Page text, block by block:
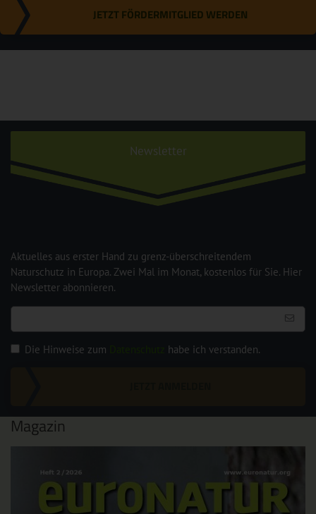
JETZT FÖRDERMITGLIED WERDEN
Newsletter
Aktuelles aus erster Hand zu grenz-überschreitendem
Naturschutz in Europa. Zwei Mal im Monat, kostenlos für Sie. Hier
Newsletter abonnieren.
Die Hinweise zum habe ich verstanden.
Magazin